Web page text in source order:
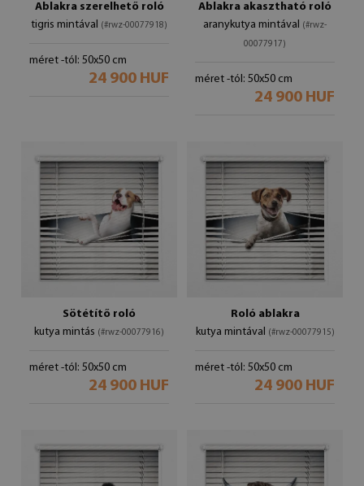
Ablakra szerelhető roló
tigris mintával (#rwz-00077918)
méret -tól: 50x50 cm
24 900 HUF
Ablakra akasztható roló
aranykutya mintával (#rwz-
00077917)
méret -tól: 50x50 cm
24 900 HUF
Sötétítő roló
kutya mintás (#rwz-00077916)
méret -tól: 50x50 cm
24 900 HUF
Roló ablakra
kutya mintával (#rwz-00077915)
méret -tól: 50x50 cm
24 900 HUF